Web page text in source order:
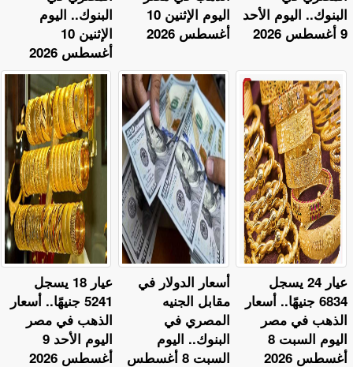
البنوك.. اليوم
الإثنين 10
أغسطس 2026
اليوم الإثنين 10
أغسطس 2026
البنوك.. اليوم الأحد
9 أغسطس 2026
عيار 18 يسجل
5241 جنيهًا.. أسعار
الذهب في مصر
اليوم الأحد 9
أغسطس 2026
أسعار الدولار في
مقابل الجنيه
المصري في
البنوك.. اليوم
السبت 8 أغسطس
عيار 24 يسجل
6834 جنيهًا.. أسعار
الذهب في مصر
اليوم السبت 8
أغسطس 2026